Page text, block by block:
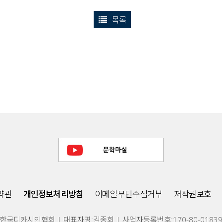
목록
관 개인정보처리방침 이메일무단수집거부 저작권보호
한국디카시인협회 | 대표자명:김종회 | 사업자등록번호:170-80-01839